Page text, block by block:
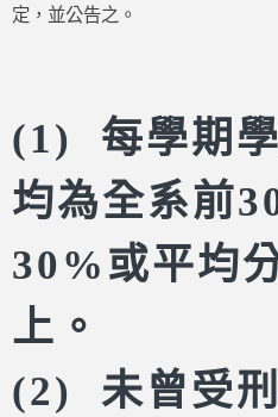
定，並公告之。
(1) 每學期
均為全系前
30%或平均
上。
(2) 未曾受